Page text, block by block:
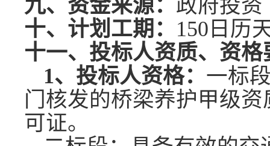
九、资金来源： 政府投资
十、计划工期： 150 日历
十一、投标人资质、资格
1、投标人资格： 一标
门核发的桥梁养护甲级
可证。